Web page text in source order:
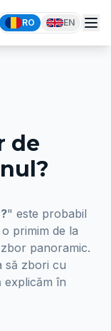
RO EN
de
" este probabil
primim de la
panoramic.
să zbori cu
explicăm în